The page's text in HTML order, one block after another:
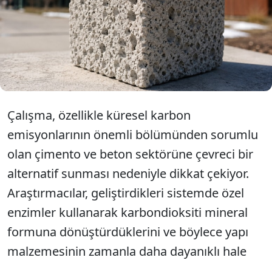
depolayabilen yeni bir yapı malzemesi geliştirdi.
Geleneksel betona alternatif olarak tasarlanan
biyolojik bazlı malzemenin, inşaat sektöründeki
karbon salımını azaltabileceği belirtiliyor.
Çalışma, özellikle küresel karbon
emisyonlarının önemli bölümünden sorumlu
olan çimento ve beton sektörüne çevreci bir
alternatif sunması nedeniyle dikkat çekiyor.
Araştırmacılar, geliştirdikleri sistemde özel
enzimler kullanarak karbondioksiti mineral
formuna dönüştürdüklerini ve böylece yapı
malzemesinin zamanla daha dayanıklı hale